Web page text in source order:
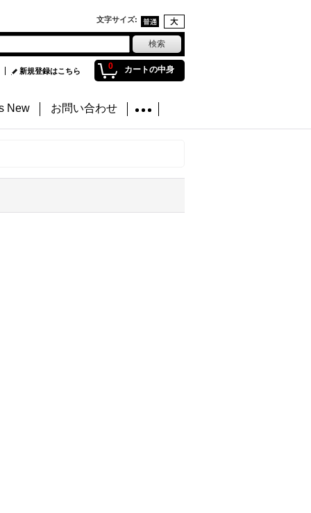
文字サイズ:
0 カートの中身
新規登録はこちら
New お問い合わせ